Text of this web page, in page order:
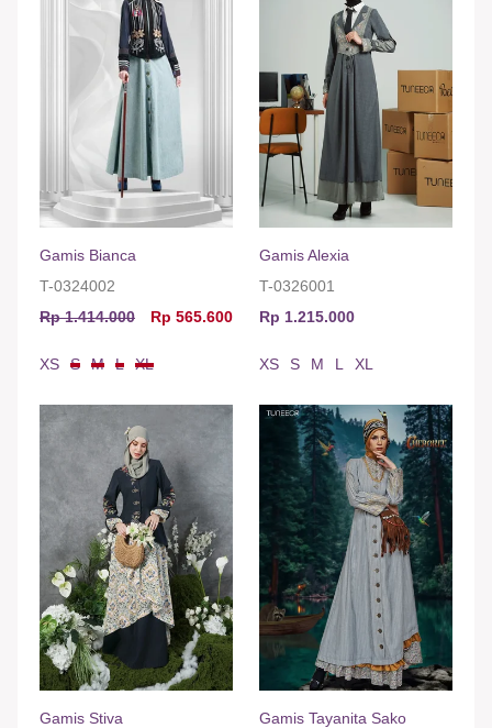
Gamis Bianca
T-0324002
Rp 1.414.000
Rp 565.600
XS S M L XL
Gamis Alexia
T-0326001
Rp 1.215.000
XS S M L XL
Gamis Stiva
Gamis Tayanita Sako